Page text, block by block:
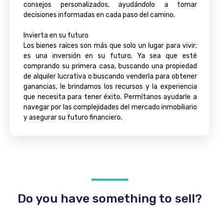
consejos personalizados, ayudándolo a tomar
decisiones informadas en cada paso del camino.
Invierta en su futuro
Los bienes raíces son más que solo un lugar para vivir;
es una inversión en su futuro. Ya sea que esté
comprando su primera casa, buscando una propiedad
de alquiler lucrativa o buscando venderla para obtener
ganancias, le brindamos los recursos y la experiencia
que necesita para tener éxito. Permítanos ayudarle a
navegar por las complejidades del mercado inmobiliario
y asegurar su futuro financiero.
Do you have something to sell?